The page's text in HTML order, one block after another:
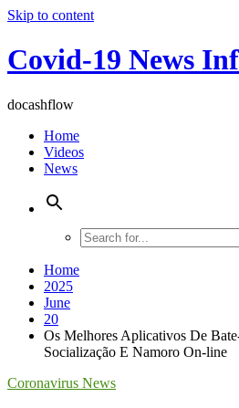
Skip to content
Covid-19 News
docashflow
Home
Videos
News
Home
2025
June
20
Os Melhores Aplicativos De
Socialização E Namoro On-line
Coronavirus News